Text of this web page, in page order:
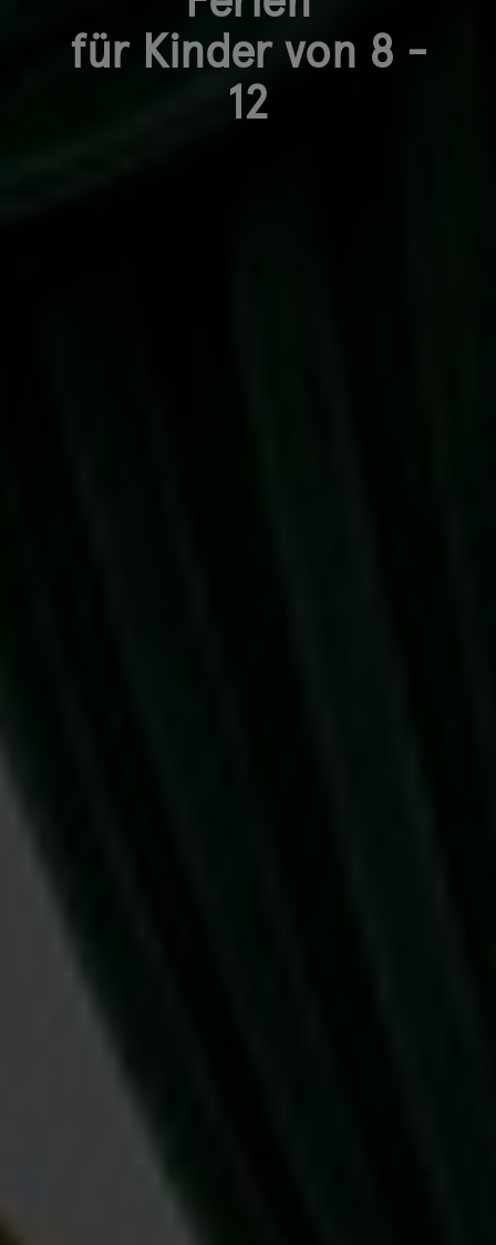
für Kinder von 8 -
12